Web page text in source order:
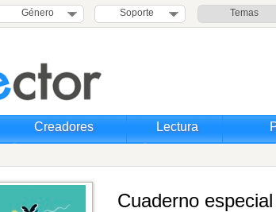
Género Soporte Temas
Creadores Lectura
Cuaderno